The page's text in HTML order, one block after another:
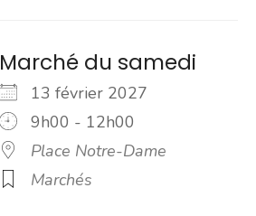
Marché du samedi
13 février 2027
9h00 - 12h00
Place Notre-Dame
Marchés